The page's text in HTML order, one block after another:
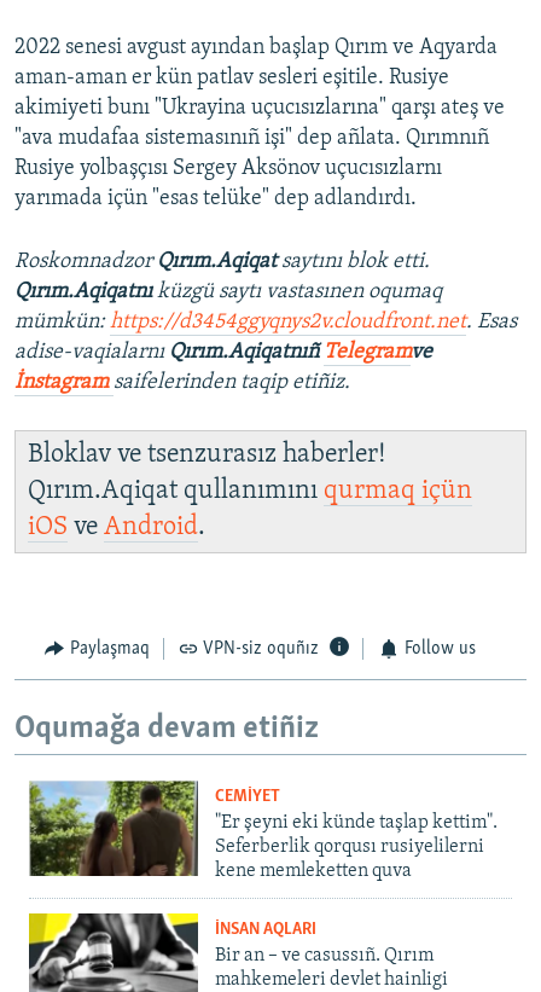
2022 senesi avgust ayından başlap Qırım ve Aqyarda
aman-aman er kün patlav sesleri eşitile. Rusiye
akimiyeti bunı "Ukrayina uçucısızlarına" qarşı ateş ve
"ava mudafaa sistemasınıñ işi" dep añlata. Qırımnıñ
Rusiye yolbaşçısı Sergey Aksönov uçucısızlarnı
yarımada içün "esas telüke" dep adlandırdı.
Roskomnadzor Qırım.Aqiqatsaytını blok etti.
Qırım.Aqiqatnıküzgü saytı vastasınen oqumaq
mümkün:https://d3454ggyqnys2v.cloudfront.net. Esas
adise-vaqialarnı Qırım.Aqiqatnıñ Telegramve
İnstagram saifelerinden taqip etiñiz.
Bloklav ve tsenzurasız haberler!
Qırım.Aqiqat qullanımını qurmaq içün
iOS ve Android.
Paylaşmaq VPN-siz oquñız Follow us
Oqumağa devam etiñiz
CEMİYET
"Er şeyni eki künde taşlap kettim".
Seferberlik qorqusı rusiyelilerni
kene memleketten quva
İNSAN AQLARI
Bir an – ve casussıñ. Qırım
mahkemeleri devlet hainligi